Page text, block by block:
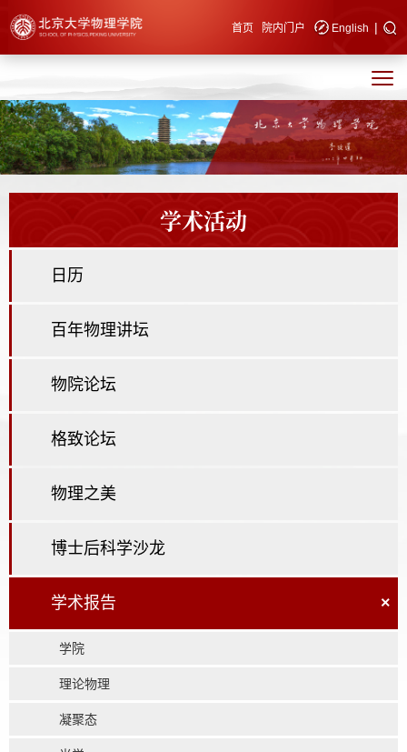
快速导航 首页 院内门户 English |
学术活动
日历
百年物理讲坛
物院论坛
格致论坛
物理之美
博士后科学沙龙
学术报告 ×
学院
理论物理
凝聚态